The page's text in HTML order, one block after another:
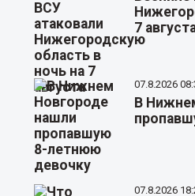
7
07.8.2026
В
07.8.2026